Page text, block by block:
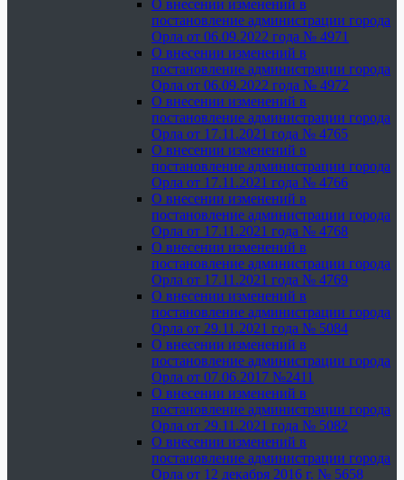
О внесении изменений в
постановление администрации города
Орла от 06.09.2022 года № 4971
О внесении изменений в
постановление администрации города
Орла от 06.09.2022 года № 4972
О внесении изменений в
постановление администрации города
Орла от 17.11.2021 года № 4765
О внесении изменений в
постановление администрации города
Орла от 17.11.2021 года № 4766
О внесении изменений в
постановление администрации города
Орла от 17.11.2021 года № 4768
О внесении изменений в
постановление администрации города
Орла от 17.11.2021 года № 4769
О внесении изменений в
постановление администрации города
Орла от 29.11.2021 года № 5084
О внесении изменений в
постановление администрации города
Орла от 07.06.2017 №2411
О внесении изменений в
постановление администрации города
Орла от 29.11.2021 года № 5082
О внесении изменений в
постановление администрации города
Орла от 12 декабря 2016 г. № 5658